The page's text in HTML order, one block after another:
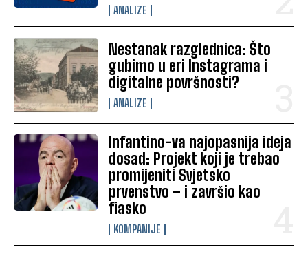
ANALIZE
Nestanak razglednica: Što
gubimo u eri Instagrama i
digitalne površnosti?
ANALIZE
Infantino-va najopasnija ideja
dosad: Projekt koji je trebao
promijeniti Svjetsko
prvenstvo – i završio kao
fiasko
KOMPANIJE